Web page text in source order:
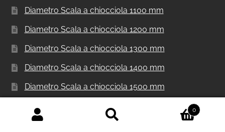
Diametro Scala a chiocciola 1100 mm
Diametro Scala a chiocciola 1200 mm
Diametro Scala a chiocciola 1300 mm
Diametro Scala a chiocciola 1400 mm
Diametro Scala a chiocciola 1500 mm
Diametro Scala a chiocciola 1600 mm
0